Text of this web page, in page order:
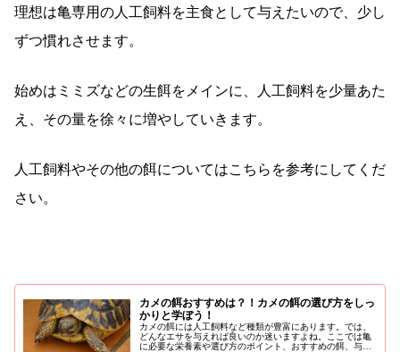
理想は亀専用の人工飼料を主食として与えたいので、少し
ずつ慣れさせます。
始めはミミズなどの生餌をメインに、人工飼料を少量あた
え、その量を徐々に増やしていきます。
人工飼料やその他の餌についてはこちらを参考にしてくだ
さい。
カメの餌おすすめは？！カメの餌の選び方をしっ
かりと学ぼう！
カメの餌には人工飼料など種類が豊富にあります。では、
どんなエサを与えれば良いのか迷いますよね。ここでは亀
に必要な栄養素や選び方のポイント、おすすめの餌、与え